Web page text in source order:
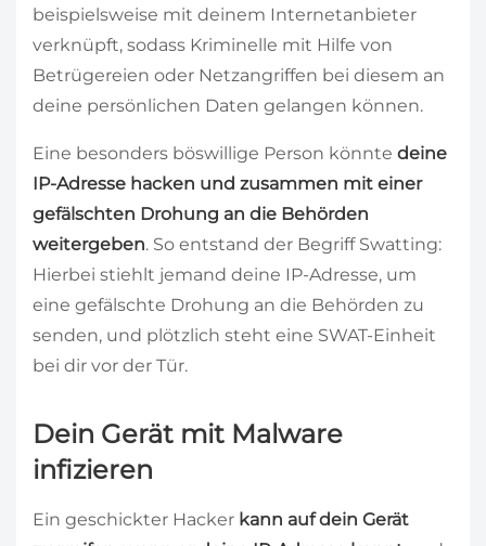
beispielsweise mit deinem Internetanbieter
verknüpft, sodass Kriminelle mit Hilfe von
Betrügereien oder Netzangriffen bei diesem an
deine persönlichen Daten gelangen können.
Eine besonders böswillige Person könnte deine
IP-Adresse hacken und zusammen mit einer
gefälschten Drohung an die Behörden
weitergeben. So entstand der Begriff Swatting:
Hierbei stiehlt jemand deine IP-Adresse, um
eine gefälschte Drohung an die Behörden zu
senden, und plötzlich steht eine SWAT-Einheit
bei dir vor der Tür.
Dein Gerät mit Malware
infizieren
Ein geschickter Hacker kann auf dein Gerät